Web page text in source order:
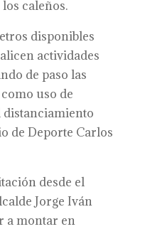
caleños.
disponibles
actividades
de paso las
uso de
distanciamiento
de Deporte Carlos
desde el
Jorge Iván
a montar en